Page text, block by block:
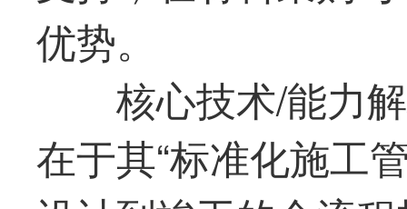
优势。
核心技术/能力
在于其“标准化施工